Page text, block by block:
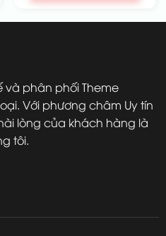
và phân phối Theme
Với phương châm Uy tín
lòng của khách hàng là
tôi.